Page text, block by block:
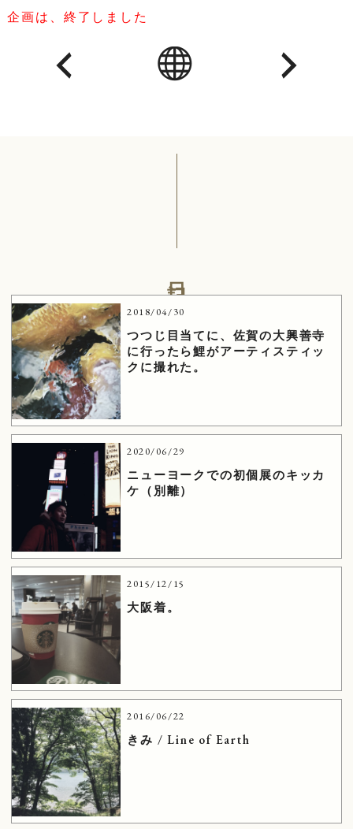
企画は、終了しました
2018/04/30
つつじ目当てに、佐賀の大興善寺
に行ったら鯉がアーティスティッ
クに撮れた。
2020/06/29
ニューヨークでの初個展のキッカ
ケ（別離）
2015/12/15
大阪着。
2016/06/22
きみ / Line of Earth